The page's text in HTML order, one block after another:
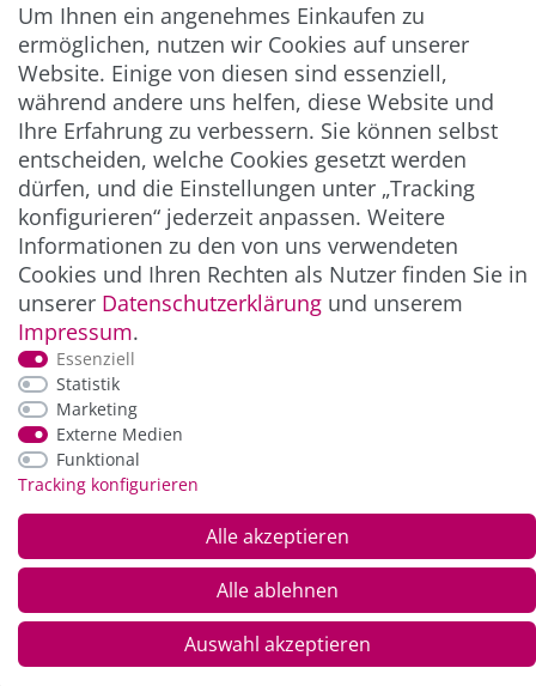
** Hierbei handelt es sich um ein Pflichtfeld.
ZAHLUNG & VERSAND
*Alle Preise inkl. der gesetzl. MwSt. zzgl.
und Versandkosten
Um Ihnen ein angenehmes Einkaufen zu
ermöglichen, nutzen wir Cookies auf unserer
Website. Einige von diesen sind essenziell,
während andere uns helfen, diese Website und
Ihre Erfahrung zu verbessern. Sie können selbst
entscheiden, welche Cookies gesetzt werden
dürfen, und die Einstellungen unter „Tracking
konfigurieren“ jederzeit anpassen. Weitere
Informationen zu den von uns verwendeten
Cookies und Ihren Rechten als Nutzer finden Sie in
unserer Daten­schutz­erklärung und unserem
Impressum.
Essenziell
Statistik
Marketing
Externe Medien
Funktional
Tracking konfigurieren
Alle akzeptieren
Alle ablehnen
Auswahl akzeptieren
© Copyright 2026 Alle Rechte vorbehalten. |